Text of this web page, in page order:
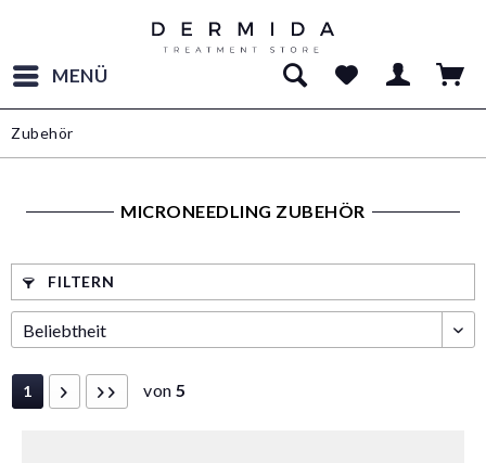
MENÜ
Zubehör
MICRONEEDLING ZUBEHÖR
FILTERN
1 von 5